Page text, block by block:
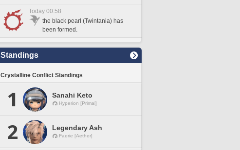
Today 00:58
the black pearl (Twintania) has
been formed.
Standings
Crystalline Conflict Standings
1 Sanahi Keto
Hyperion [Primal]
2 Legendary Ash
Faerie [Aether]